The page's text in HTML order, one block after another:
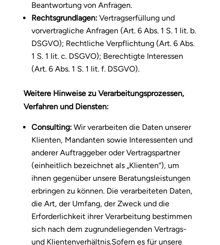
Beantwortung von Anfragen.
Rechtsgrundlagen: Vertragserfüllung und
vorvertragliche Anfragen (Art. 6 Abs. 1 S. 1 lit. b.
DSGVO); Rechtliche Verpflichtung (Art. 6 Abs.
1 S. 1 lit. c. DSGVO); Berechtigte Interessen
(Art. 6 Abs. 1 S. 1 lit. f. DSGVO).
Weitere Hinweise zu Verarbeitungsprozessen,
Verfahren und Diensten:
Consulting:Wir verarbeiten die Daten unserer
Klienten, Mandanten sowie Interessenten und
anderer Auftraggeber oder Vertragspartner
(einheitlich bezeichnet als „Klienten“), um
ihnen gegenüber unsere Beratungsleistungen
erbringen zu können. Die verarbeiteten Daten,
die Art, der Umfang, der Zweck und die
Erforderlichkeit ihrer Verarbeitung bestimmen
sich nach dem zugrundeliegenden Vertrags-
und Klientenverhältnis.Sofern es für unsere